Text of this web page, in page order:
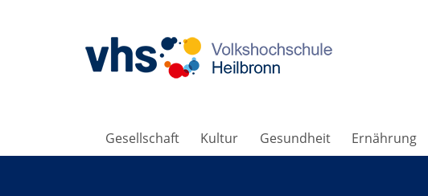
Gesellschaft Kultur Gesundheit Ernährung